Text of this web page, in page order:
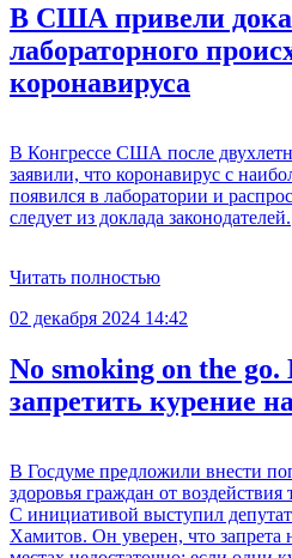
В США привели
лабораторного
коронавируса
В Конгрессе США после
заявили, что коронавирус с
появился в лаборатории и
следует из доклада законодателей.
Читать полностью
02 декабря 2024 14:42
No smoking on the go.
запретить курение
В Госдуме предложили внести
здоровья граждан от воздействия
С инициативой выступил
Хамитов. Он уверен, что